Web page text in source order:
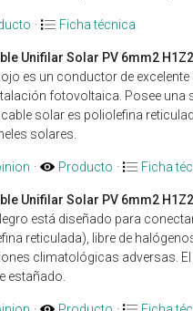
· Ficha técnica
Unifilar Solar PV 6mm2
es un conductor de
fotovoltaica. Posee una
cable solar es poliolefina
solares.
· Producto · Ficha
Unifilar Solar PV 6mm2
está diseñado para
reticulada), libre de
climatológicas adversas.
estañado.